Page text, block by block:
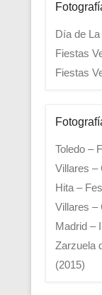
Día de
Fiestas
Fiestas
Toledo –
Villares –
Hita –
Villares –
Madrid –
Zarzuela
(2015)